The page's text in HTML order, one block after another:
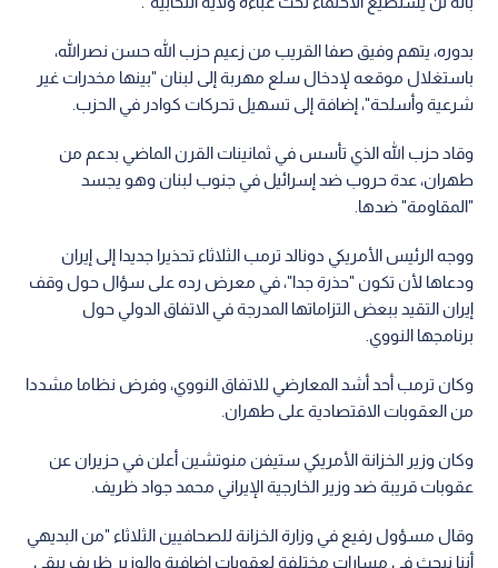
بدوره، يتهم وفيق صفا القريب من زعيم حزب الله حسن نصرالله،
باستغلال موقعه لإدخال سلع مهربة إلى لبنان "بينها مخدرات غير
شرعية وأسلحة"، إضافة إلى تسهيل تحركات كوادر في الحزب.
وقاد حزب الله الذي تأسس في ثمانينات القرن الماضي بدعم من
طهران، عدة حروب ضد إسرائيل في جنوب لبنان وهو يجسد
"المقاومة" ضدها.
ووجه الرئيس الأمريكي دونالد ترمب الثلاثاء تحذيرا جديدا إلى إيران
ودعاها لأن تكون "حذرة جدا"، في معرض رده على سؤال حول وقف
إيران التقيد ببعض التزاماتها المدرجة في الاتفاق الدولي حول
برنامجها النووي.
وكان ترمب أحد أشد المعارضي للاتفاق النووي، وفرض نظاما مشددا
من العقوبات الاقتصادية على طهران.
وكان وزير الخزانة الأمريكي ستيفن منوتشين أعلن في حزيران عن
عقوبات قريبة ضد وزير الخارجية الإيراني محمد جواد ظريف.
وقال مسؤول رفيع في وزارة الخزانة للصحافيين الثلاثاء "من البديهي
أننا نبحث في مسارات مختلفة لعقوبات إضافية والوزير ظريف يبقى